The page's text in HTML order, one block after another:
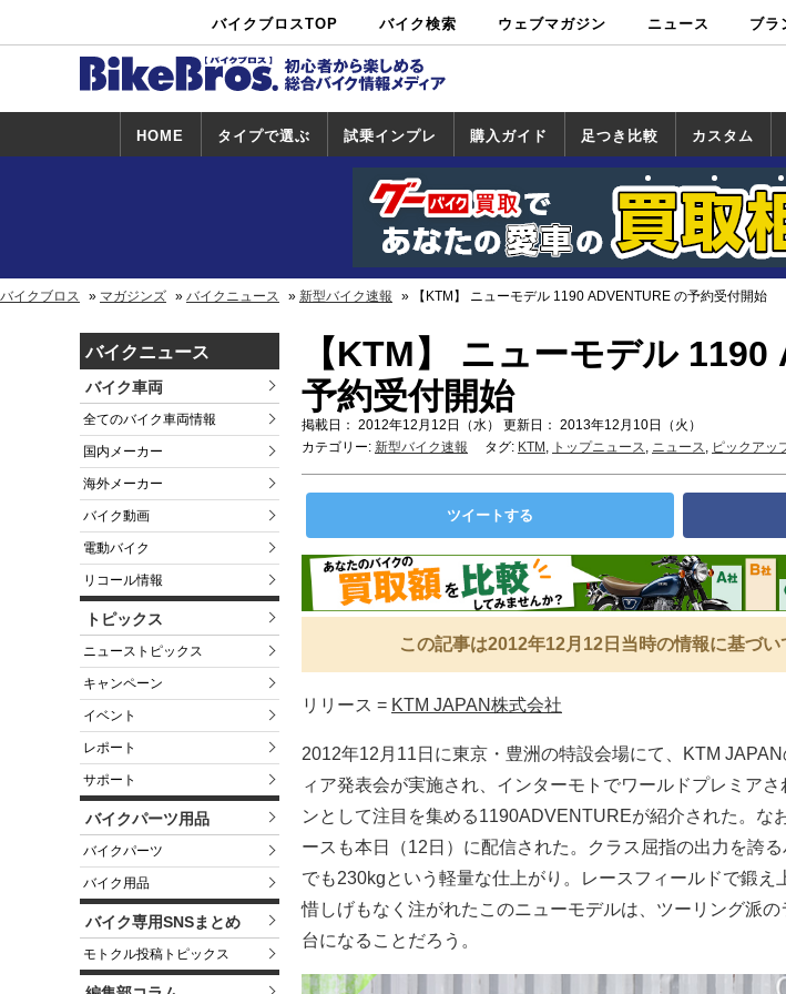
バイクブロスTOP バイク検索
中古バイ
ク・新車検
カタログ検
索
ショップ検
索
ウェブマガジン ニュース ブラ
HOME タイプで選ぶ 試乗インプレ
試乗インプレ
一覧
ホンダ
ヤマハ
スズキ
カワサキ
ハーレー
BMW
トライアンフ
ドゥカティ
購入ガイド
一覧
足つき比較 カスタム
カスタム
一覧
ホンダ
ヤマハ
スズキ
カワサキ道の駅
ツーリ
日本の
国道めぐ
林道ツ
バイクブロス マガジンズ バイクニュース 新型バイク速報 【KTM】 ニューモデル 1190 ADVENTURE の予約受付開始
バイクニュース
バイク車両
全てのバイク車両情報
国内メーカー
海外メーカー
バイク動画
電動バイク
リコール情報
トピックス
ニューストピックス
キャンペーン
イベント
レポート
サポート
バイクパーツ用品
バイクパーツ
バイク用品
バイク専用SNSまとめ
モトクル投稿トピックス
【KTM】 ニューモデル
予約受付開始
掲載日： 2012年12月12日（水） 更新日： 2013年12月10日（火）
カテゴリー: 新型バイク速報 タグ: KTM , トップニュース, ニュース, ピックアッ
ツイートする
この記事は2012年12月12日当時の情報に基づい
リリース = KTM JAPAN株式会社
2012年12月11日に東京・豊洲の特設会場にて、KTM
ィア発表会が実施され、インターモトでワールドプレミア
ンとして注目を集める1190ADVENTUREが紹介された。な
ースも本日（12日）に配信された。クラス屈指の出力を誇
でも230kgという軽量な仕上がり。レースフィールドで鍛え
惜しげもなく注がれたこのニューモデルは、ツーリング派
台になることだろう。